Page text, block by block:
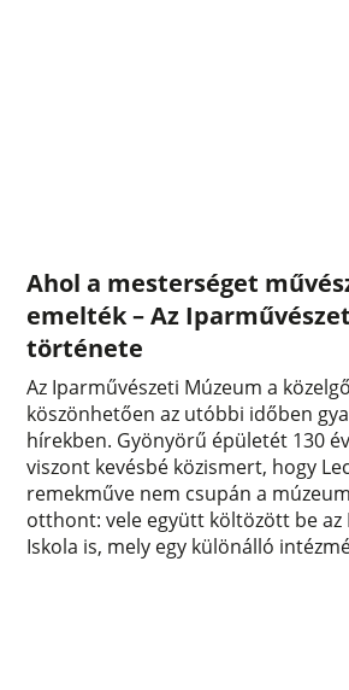
Ahol a mesterséget
emelték – Az
története
Az Iparművészeti Múzeum a
köszönhetően az utóbbi időben
hírekben. Gyönyörű épületét 130
viszont kevésbé közismert, hogy
remekműve nem csupán a
otthont: vele együtt költözött be az
Iskola is, mely egy különálló